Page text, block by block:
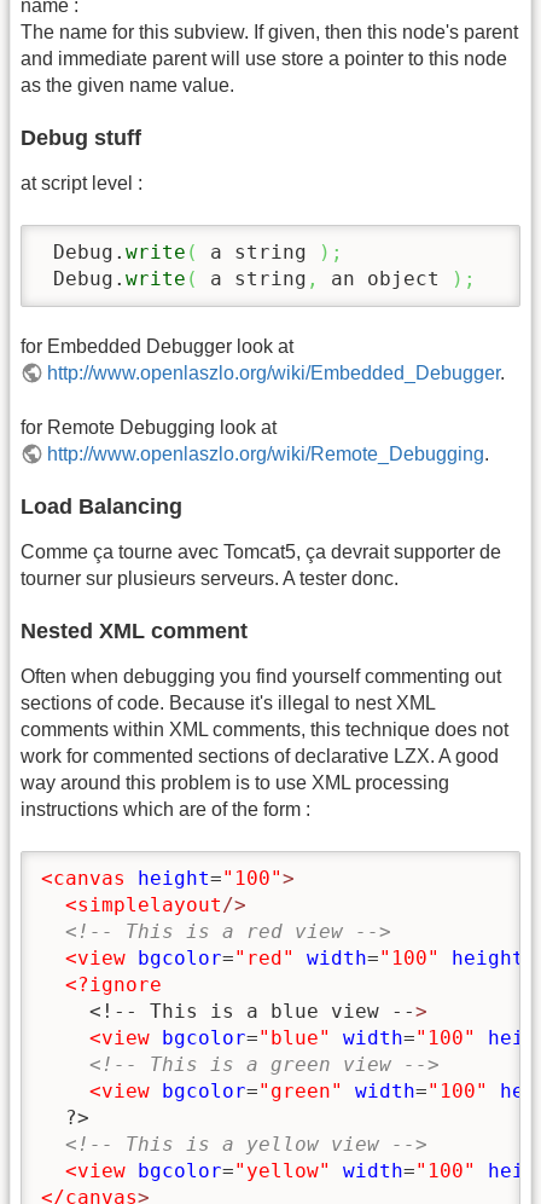
name :
The name for this subview. If given, then this node's parent
and immediate parent will use store a pointer to this node
as the given name value.
Debug stuff
at script level :
Debug. write ( a string ) ;
Debug. write ( a string , an object ) ;
for Embedded Debugger look at
http://www.openlaszlo.org/wiki/Embedded_Debugger.
for Remote Debugging look at
http://www.openlaszlo.org/wiki/Remote_Debugging.
Load Balancing
Comme ça tourne avec Tomcat5, ça devrait supporter de
tourner sur plusieurs serveurs. A tester donc.
Nested XML comment
Often when debugging you find yourself commenting out
sections of code. Because it's illegal to nest XML
comments within XML comments, this technique does not
work for commented sections of declarative LZX. A good
way around this problem is to use XML processing
instructions which are of the form :
<canvas height="100">
<simplelayout/>
<!-- This is a red view -->
<view bgcolor="red" width="100" height
<?ignore
    <!-- This is a blue view --
>
<view bgcolor="blue" width="100"
<!-- This is a green view -->
<view bgcolor="green" width="100"
  ?>
<!-- This is a yellow view -->
<view bgcolor="yellow" width="100"
</canvas>